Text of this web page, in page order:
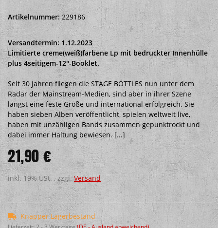
Artikelnummer: 229186
Versandtermin: 1.12.2023
Limitierte creme(weiß)farbene Lp mit bedruckter Innenhülle
plus 4seitigem-12"-Booklet.
Seit 30 Jahren fliegen die STAGE BOTTLES nun unter dem
Radar der Mainstream-Medien, sind aber in ihrer Szene
längst eine feste Größe und international erfolgreich. Sie
haben sieben Alben veröffentlicht, spielen weltweit live,
haben mit unzähligen Bands zusammen gepunktrockt und
dabei immer Haltung bewiesen. [...]
21,90 €
inkl. 19% USt. , zzgl.Versand
Knapper Lagerbestand